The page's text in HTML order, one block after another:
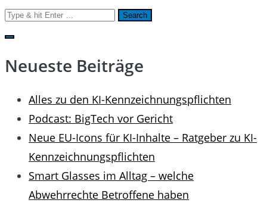
Search
for:
Neueste Beiträge
Alles zu den KI-Kennzeichnungspflichten
Podcast: BigTech vor Gericht
Neue EU-Icons für KI-Inhalte – Ratgeber zu KI-
Kennzeichnungspflichten
Smart Glasses im Alltag – welche
Abwehrrechte Betroffene haben